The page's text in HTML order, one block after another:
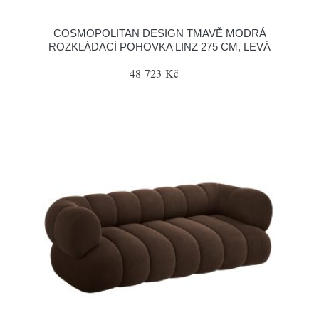
COSMOPOLITAN DESIGN TMAVĚ MODRÁ
ROZKLÁDACÍ POHOVKA LINZ 275 CM, LEVÁ
48 723 Kč